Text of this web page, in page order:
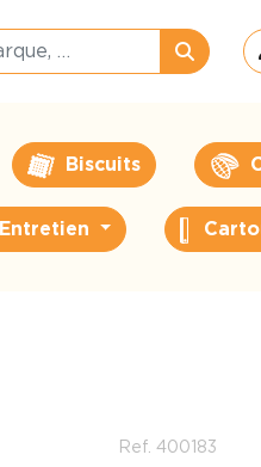
Biscuits
Entretien
Ref. 400183